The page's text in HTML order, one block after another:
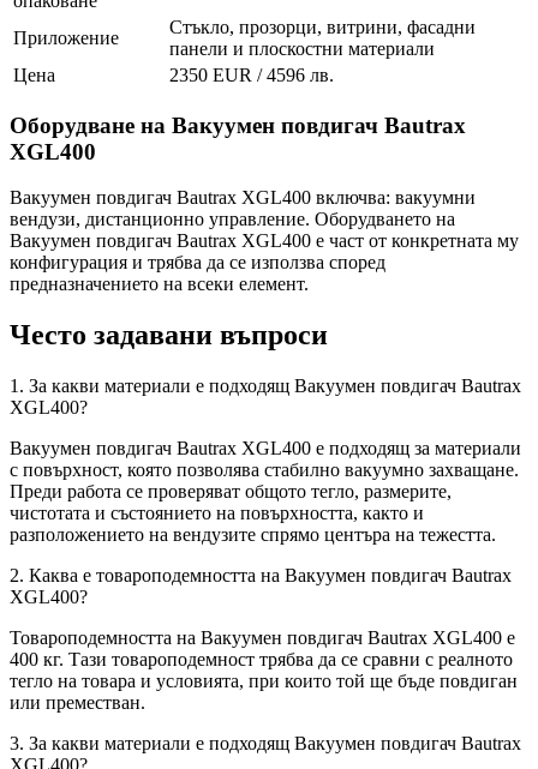
Приложение
Стъкло, прозорци, витрини, фасадни
панели и плоскостни материали
Цена
2350 EUR / 4596 лв.
Оборудване на Вакуумен повдигач Bautrax
XGL400
Вакуумен повдигач Bautrax XGL400 включва: вакуумни
вендузи, дистанционно управление. Оборудването на
Вакуумен повдигач Bautrax XGL400 е част от конкретната му
конфигурация и трябва да се използва според
предназначението на всеки елемент.
Често задавани въпроси
1. За какви материали е подходящ Вакуумен повдигач Bautrax
XGL400?
Вакуумен повдигач Bautrax XGL400 е подходящ за материали
с повърхност, която позволява стабилно вакуумно захващане.
Преди работа се проверяват общото тегло, размерите,
чистотата и състоянието на повърхността, както и
разположението на вендузите спрямо центъра на тежестта.
2. Каква е товароподемността на Вакуумен повдигач Bautrax
XGL400?
Товароподемността на Вакуумен повдигач Bautrax XGL400 е
400 кг. Тази товароподемност трябва да се сравни с реалното
тегло на товара и условията, при които той ще бъде повдиган
или преместван.
3. За какви материали е подходящ Вакуумен повдигач Bautrax